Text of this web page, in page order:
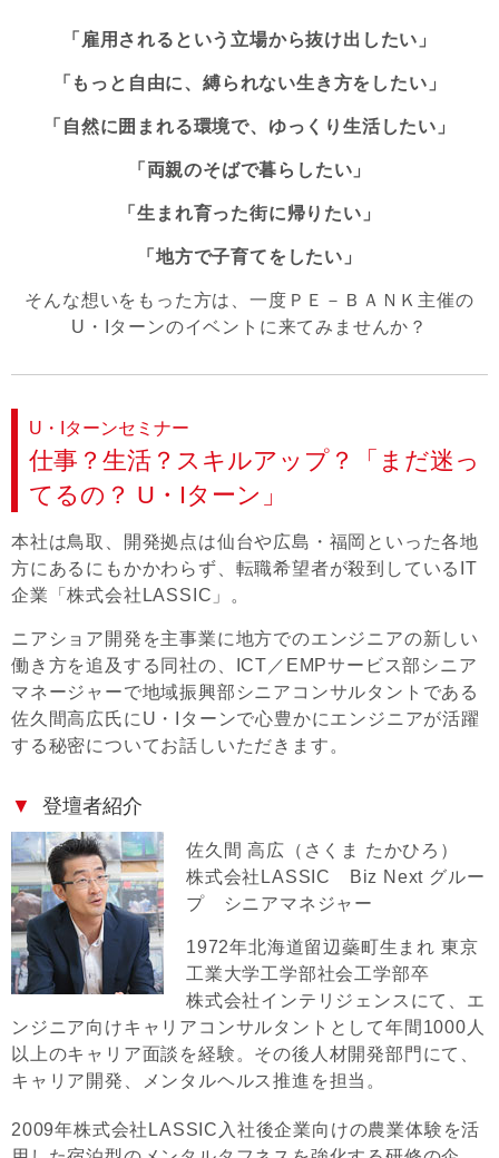
「雇用されるという立場から抜け出したい」
「もっと自由に、縛られない生き方をしたい」
「自然に囲まれる環境で、ゆっくり生活したい」
「両親のそばで暮らしたい」
「生まれ育った街に帰りたい」
「地方で子育てをしたい」
そんな想いをもった方は、一度ＰＥ－ＢＡＮＫ主催の
U・Iターンのイベントに来てみませんか？
U・Iターンセミナー
仕事？生活？スキルアップ？「まだ迷っ
てるの？ U・Iターン」
本社は鳥取、開発拠点は仙台や広島・福岡といった各地
方にあるにもかかわらず、転職希望者が殺到しているIT
企業「株式会社LASSIC」。
ニアショア開発を主事業に地方でのエンジニアの新しい
働き方を追及する同社の、ICT／EMPサービス部シニア
マネージャーで地域振興部シニアコンサルタントである
佐久間高広氏にU・Iターンで心豊かにエンジニアが活躍
する秘密についてお話しいただきます。
登壇者紹介
佐久間 高広（さくま たかひろ）
株式会社LASSIC Biz Next グルー
プ シニアマネジャー
1972年北海道留辺蘂町生まれ 東京
工業大学工学部社会工学部卒
株式会社インテリジェンスにて、エ
ンジニア向けキャリアコンサルタントとして年間1000人
以上のキャリア面談を経験。その後人材開発部門にて、
キャリア開発、メンタルヘルス推進を担当。
2009年株式会社LASSIC入社後企業向けの農業体験を活